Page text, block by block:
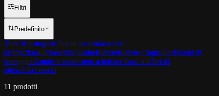
Filtri
Predefinito
Tutte le categorieTavoli da saldaturaSet
promozionaliMorsettiSquadreBattuteBattute / SquadreBulloni di
serraggioGambe e sollevatori a forbiceTravi a USet di
utensiliAccessori
11 prodotti